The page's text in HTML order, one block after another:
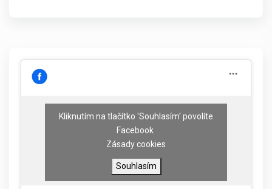
Kliknutím na tlačítko 'Souhlasím' povolíte
Facebook
Zásady cookies
Souhlasím